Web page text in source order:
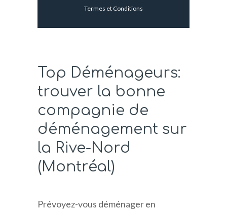
Termes et Conditions
Top Déménageurs:
trouver la bonne
compagnie de
déménagement sur
la Rive-Nord
(Montréal)
Prévoyez-vous déménager en